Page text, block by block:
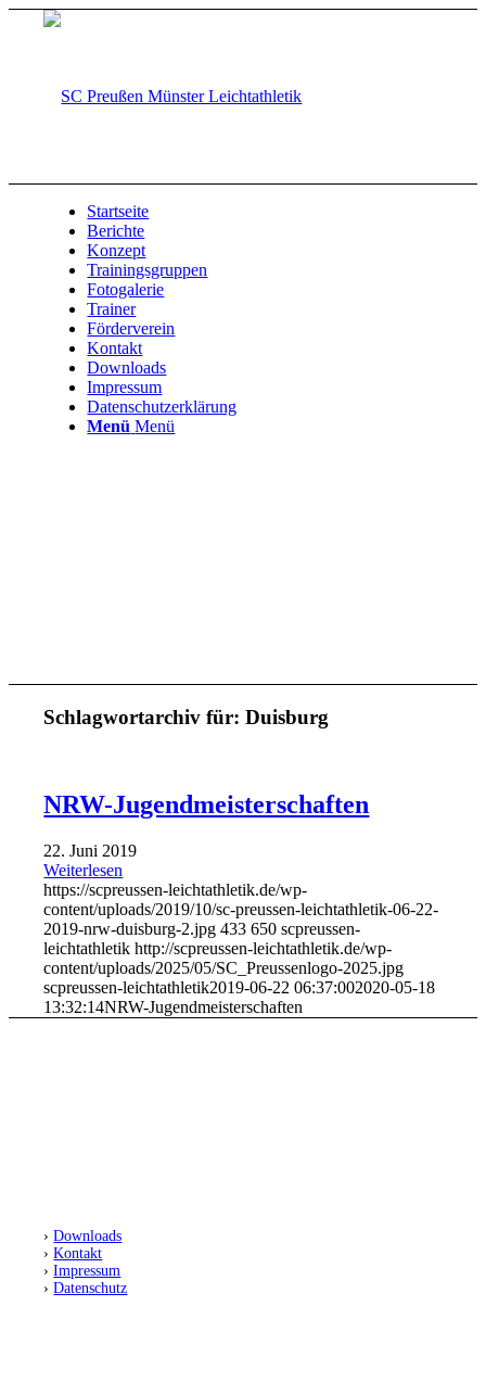
Startseite
Berichte
Konzept
Trainingsgruppen
Fotogalerie
Trainer
Förderverein
Kontakt
Downloads
Impressum
Datenschutzerklärung
Menü Menü
Schlagwortarchiv für:Duisburg
NRW-Jugend­meister­schaften
22. Juni 2019
Weiterlesen
https://scpreussen-leichtathletik.de/wp-
content/uploads/2019/10/sc-preussen-leichtathletik-06-22-
2019-nrw-duisburg-2.jpg 433 650 scpreussen-
leichtathletik http://scpreussen-leichtathletik.de/wp-
content/uploads/2025/05/SC_Preussenlogo-2025.jpg
scpreussen-leichtathletik2019-06-22 06:37:002020-05-18
13:32:14NRW-Jugend­meister­schaften
›Downloads
›Kontakt
›Impressum
›Datenschutz